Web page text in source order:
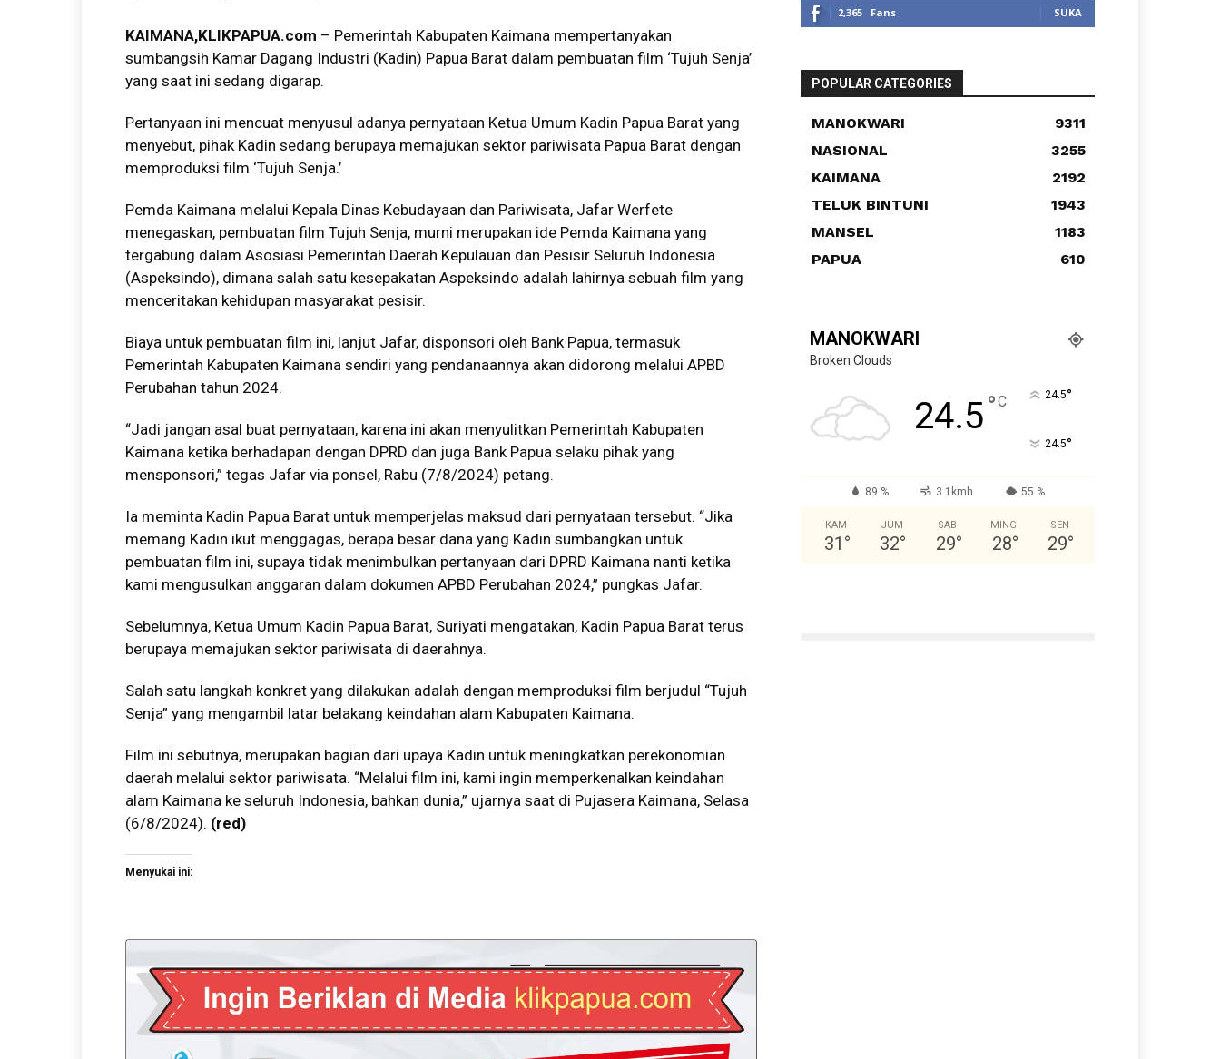
KAIMANA,KLIKPAPUA.com – Pemerintah Kabupaten Kaimana mempertanyakan
sumbangsih Kamar Dagang Industri (Kadin) Papua Barat dalam pembuatan film ‘Tujuh Senja’
yang saat ini sedang digarap.
Pertanyaan ini mencuat menyusul adanya pernyataan Ketua Umum Kadin Papua Barat yang
menyebut, pihak Kadin sedang berupaya memajukan sektor pariwisata Papua Barat dengan
memproduksi film ‘Tujuh Senja.’
Pemda Kaimana melalui Kepala Dinas Kebudayaan dan Pariwisata, Jafar Werfete
menegaskan, pembuatan film Tujuh Senja, murni merupakan ide Pemda Kaimana yang
tergabung dalam Asosiasi Pemerintah Daerah Kepulauan dan Pesisir Seluruh Indonesia
(Aspeksindo), dimana salah satu kesepakatan Aspeksindo adalah lahirnya sebuah film yang
menceritakan kehidupan masyarakat pesisir.
Biaya untuk pembuatan film ini, lanjut Jafar, disponsori oleh Bank Papua, termasuk
Pemerintah Kabupaten Kaimana sendiri yang pendanaannya akan didorong melalui APBD
Perubahan tahun 2024.
“Jadi jangan asal buat pernyataan, karena ini akan menyulitkan Pemerintah Kabupaten
Kaimana ketika berhadapan dengan DPRD dan juga Bank Papua selaku pihak yang
mensponsori,” tegas Jafar via ponsel, Rabu (7/8/2024) petang.
Ia meminta Kadin Papua Barat untuk memperjelas maksud dari pernyataan tersebut. “Jika
memang Kadin ikut menggagas, berapa besar dana yang Kadin sumbangkan untuk
pembuatan film ini, supaya tidak menimbulkan pertanyaan dari DPRD Kaimana nanti ketika
kami mengusulkan anggaran dalam dokumen APBD Perubahan 2024,” pungkas Jafar.
Sebelumnya, Ketua Umum Kadin Papua Barat, Suriyati mengatakan, Kadin Papua Barat terus
berupaya memajukan sektor pariwisata di daerahnya.
Salah satu langkah konkret yang dilakukan adalah dengan memproduksi film berjudul “Tujuh
Senja” yang mengambil latar belakang keindahan alam Kabupaten Kaimana.
Film ini sebutnya, merupakan bagian dari upaya Kadin untuk meningkatkan perekonomian
daerah melalui sektor pariwisata. “Melalui film ini, kami ingin memperkenalkan keindahan
alam Kaimana ke seluruh Indonesia, bahkan dunia,” ujarnya saat di Pujasera Kaimana, Selasa
(6/8/2024). (red)
Menyukai ini:
2,365 Fans SUKA
POPULAR CATEGORIES
MANOKWARI
9311
NASIONAL
3255
KAIMANA
2192
TELUK BINTUNI
1943
MANSEL
1183
PAPUA
610
MANOKWARI
Broken Clouds
24.5°C 24.5°
24.5°
89 % 3.1kmh 55 %
KAM
31 °
JUM
32°
SAB
29°
MING
28°
SEN
29°